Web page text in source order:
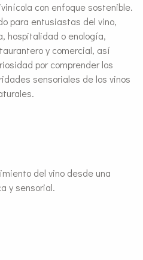
con enfoque sostenible.
para entusiastas del vino,
hospitalidad o enología,
y comercial, así
por comprender los
sensoriales de los vinos
del vino desde una
y sensorial.